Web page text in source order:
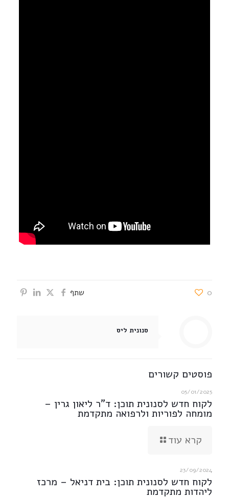
שתף 0
סנונית ליס
פוסטים קשורים
05/01/2025
לקוח חדש לסנונית תוכן: ד"ר ליאון גרין –
מומחה לפוריות ולרפואה מתקדמת
קרא עוד
23/09/2024
לקוח חדש לסנונית תוכן: בית דניאל – מרכז
ליהדות מתקדמת